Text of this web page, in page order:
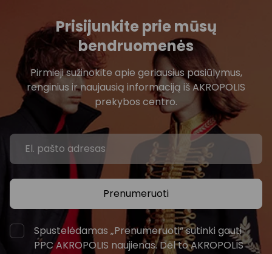
Prisijunkite prie mūsų
bendruomenės
Pirmieji sužinokite apie geriausius pasiūlymus,
renginius ir naujausią informaciją iš AKROPOLIS
prekybos centro.
Prenumeruoti
Spustelėdamas „Prenumeruoti“ sutinki gauti
PPC AKROPOLIS naujienas. Dėl to AKROPOLIS